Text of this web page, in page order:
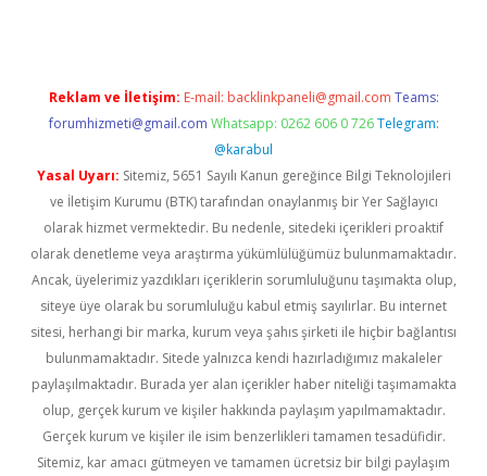
Reklam ve İletişim: E-mail: backlinkpaneli@gmail.com Teams:
forumhizmeti@gmail.com Whatsapp: 0262 606 0 726 Telegram:
@karabul
Yasal Uyarı: Sitemiz, 5651 Sayılı Kanun gereğince Bilgi Teknolojileri
ve İletişim Kurumu (BTK) tarafından onaylanmış bir Yer Sağlayıcı
olarak hizmet vermektedir. Bu nedenle, sitedeki içerikleri proaktif
olarak denetleme veya araştırma yükümlülüğümüz bulunmamaktadır.
Ancak, üyelerimiz yazdıkları içeriklerin sorumluluğunu taşımakta olup,
siteye üye olarak bu sorumluluğu kabul etmiş sayılırlar. Bu internet
sitesi, herhangi bir marka, kurum veya şahıs şirketi ile hiçbir bağlantısı
bulunmamaktadır. Sitede yalnızca kendi hazırladığımız makaleler
paylaşılmaktadır. Burada yer alan içerikler haber niteliği taşımamakta
olup, gerçek kurum ve kişiler hakkında paylaşım yapılmamaktadır.
Gerçek kurum ve kişiler ile isim benzerlikleri tamamen tesadüfidir.
Sitemiz, kar amacı gütmeyen ve tamamen ücretsiz bir bilgi paylaşım